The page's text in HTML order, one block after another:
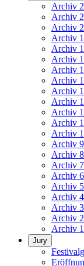
Archiv
Archiv
Archiv
Archiv
Archiv
Archiv
Archiv
Archiv
Archiv
Archiv
Archiv
Archiv
Archiv
Archiv
Archiv
Archiv
Archiv
Archiv
Archiv
Archiv
Archiv
Archiv
Jury